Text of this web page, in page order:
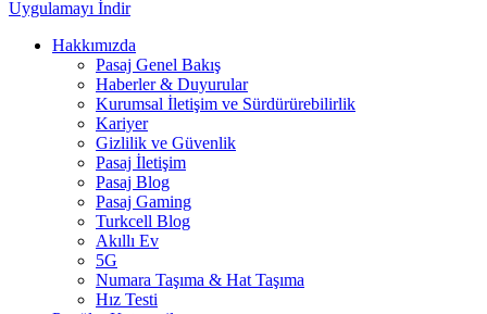
Uygulamayı İndir
Hakkımızda
Pasaj Genel Bakış
Haberler & Duyurular
Kurumsal İletişim ve Sürdürürebilirlik
Kariyer
Gizlilik ve Güvenlik
Pasaj İletişim
Pasaj Blog
Pasaj Gaming
Turkcell Blog
Akıllı Ev
5G
Numara Taşıma & Hat Taşıma
Hız Testi